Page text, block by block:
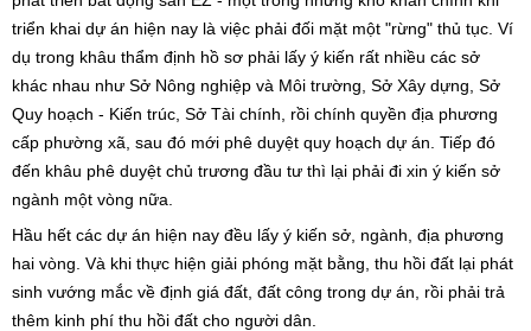
triển khai dự án hiện nay là việc phải đối mặt một "rừng" thủ tục. Ví
dụ trong khâu thẩm định hồ sơ phải lấy ý kiến rất nhiều các sở
khác nhau như Sở Nông nghiệp và Môi trường, Sở Xây dựng, Sở
Quy hoạch - Kiến trúc, Sở Tài chính, rồi chính quyền địa phương
cấp phường xã, sau đó mới phê duyệt quy hoạch dự án. Tiếp đó
đến khâu phê duyệt chủ trương đầu tư thì lại phải đi xin ý kiến sở
ngành một vòng nữa.
Hầu hết các dự án hiện nay đều lấy ý kiến sở, ngành, địa phương
hai vòng. Và khi thực hiện giải phóng mặt bằng, thu hồi đất lại phát
sinh vướng mắc về định giá đất, đất công trong dự án, rồi phải trả
thêm kinh phí thu hồi đất cho người dân.